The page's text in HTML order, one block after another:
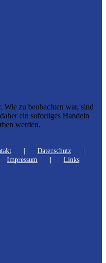
zu beobachten war, sind
ein sofortiges Handeln
werden.
Datenschutz
Impressum
Links